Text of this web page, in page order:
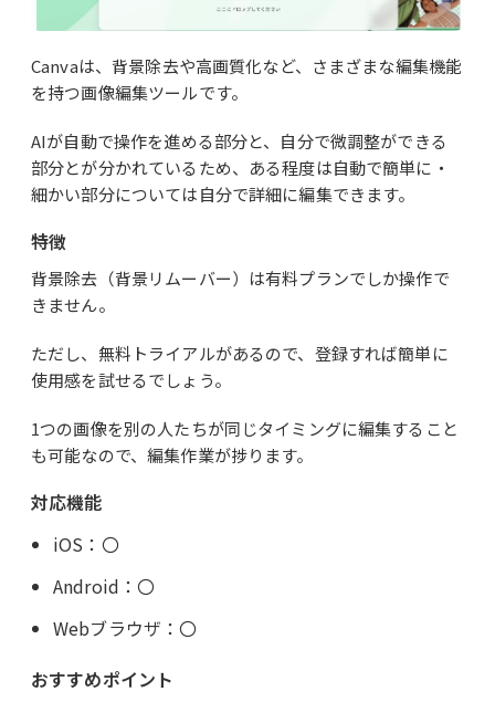
Canvaは、背景除去や高画質化など、さまざまな編集機能
を持つ画像編集ツールです。
AIが自動で操作を進める部分と、自分で微調整ができる
部分とが分かれているため、ある程度は自動で簡単に・
細かい部分については自分で詳細に編集できます。
特徴
背景除去（背景リムーバー）は有料プランでしか操作で
きません。
ただし、無料トライアルがあるので、登録すれば簡単に
使用感を試せるでしょう。
1つの画像を別の人たちが同じタイミングに編集すること
も可能なので、編集作業が捗ります。
対応機能
iOS：〇
Android：〇
Webブラウザ：〇
おすすめポイント